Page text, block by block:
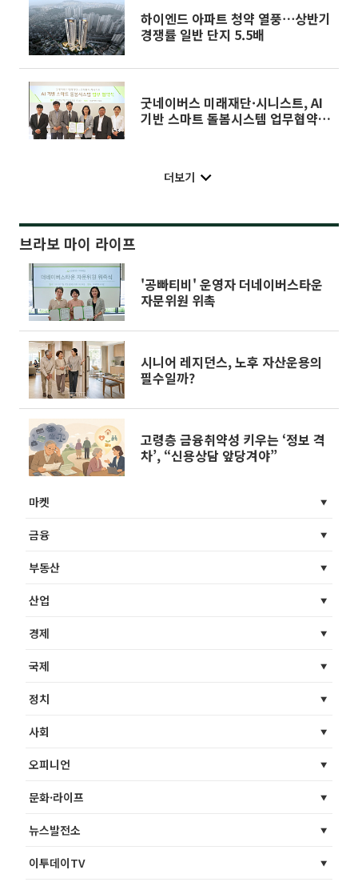
하이엔드 아파트 청약 열풍⋯상반기
경쟁률 일반 단지 5.5배
굿네이버스 미래재단·시니스트, AI
기반 스마트 돌봄시스템 업무협약
더보기
브라보 마이 라이프
'공빠티비' 운영자 더네이버스타운
자문위원 위촉
시니어 레지던스, 노후 자산운용의
필수일까?
고령층 금융취약성 키우는 ‘정보 격
차’, “신용상담 앞당겨야”
마켓
금융
부동산
산업
경제
국제
정치
사회
오피니언
문화·라이프
뉴스발전소
이투데이TV